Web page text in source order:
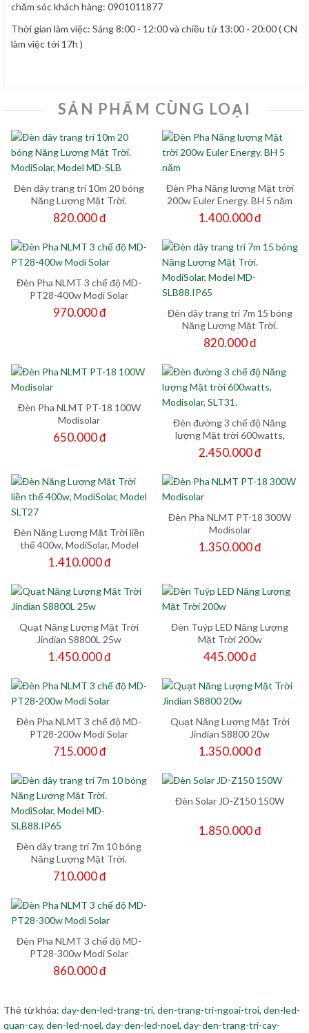
chăm sóc khách hàng: 0901011877
Thời gian làm việc: Sáng 8:00 - 12:00 và chiều từ 13:00 - 20:00 ( CN
làm việc tới 17h )
SẢN PHẨM CÙNG LOẠI
Đèn dây trang trí 10m 20 bóng
Năng Lượng Mặt Trời.
ModiSolar, Model MD-SLB
820.000 đ
Đèn Pha Năng lượng Mặt trời
200w Euler Energy. BH 5 năm
1.400.000 đ
Đèn Pha NLMT 3 chế độ MD-
PT28-400w Modi Solar
970.000 đ
Đèn dây trang trí 7m 15 bóng
Năng Lượng Mặt Trời.
ModiSolar, Model MD-
SLB88.IP65
820.000 đ
Đèn Pha NLMT PT-18 100W
Modisolar
650.000 đ
Đèn đường 3 chế độ Năng
lượng Mặt trời 600watts,
Modisolar, SLT31.
2.450.000 đ
Đèn Năng Lượng Mặt Trời liền
thể 400w, ModiSolar, Model
SLT27
1.410.000 đ
Đèn Pha NLMT PT-18 300W
Modisolar
1.350.000 đ
Quạt Năng Lượng Mặt Trời
Jindian S8800L 25w
1.450.000 đ
Đèn Tuýp LED Năng Lượng
Mặt Trời 200w
445.000 đ
Đèn Pha NLMT 3 chế độ MD-
PT28-200w Modi Solar
715.000 đ
Quạt Năng Lượng Mặt Trời
Jindian S8800 20w
1.350.000 đ
Đèn dây trang trí 7m 10 bóng
Năng Lượng Mặt Trời.
ModiSolar, Model MD-
SLB88.IP65
710.000 đ
Đèn Solar JD-Z150 150W
1.850.000 đ
Đèn Pha NLMT 3 chế độ MD-
PT28-300w Modi Solar
860.000 đ
Thẻ từ khóa: day-den-led-trang-tri, den-trang-tri-ngoai-troi, den-led-
quan-cay, den-led-noel, day-den-led-noel, day-den-trang-tri-cay-